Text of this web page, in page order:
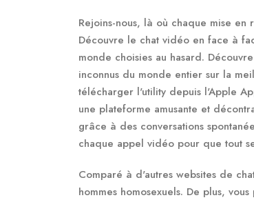
Rejoins-nous, là où chaque mise
Découvre le chat vidéo en face à
monde choisies au hasard.
inconnus du monde entier sur la
télécharger l'utility depuis l'Apple
une plateforme amusante et
grâce à des conversations
chaque appel vidéo pour que tout
Comparé à d'autres websites de
hommes homosexuels. De plus,